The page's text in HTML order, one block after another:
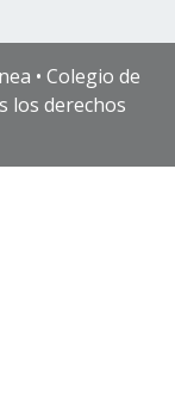
• Colegio de
los derechos